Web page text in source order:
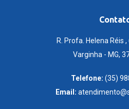
R. Profa. Helena Réis
Varginha - MG,
Telefone: (35)
Email: